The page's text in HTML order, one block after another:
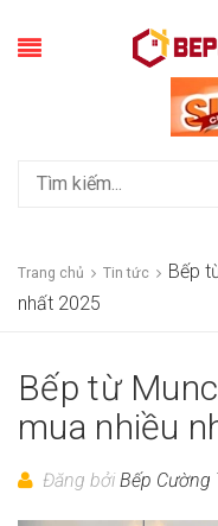
Trang chủ Tin tức
Bếp
nhất 2025
Bếp từ
mua nhiều
Đăng bởi Bếp Cường